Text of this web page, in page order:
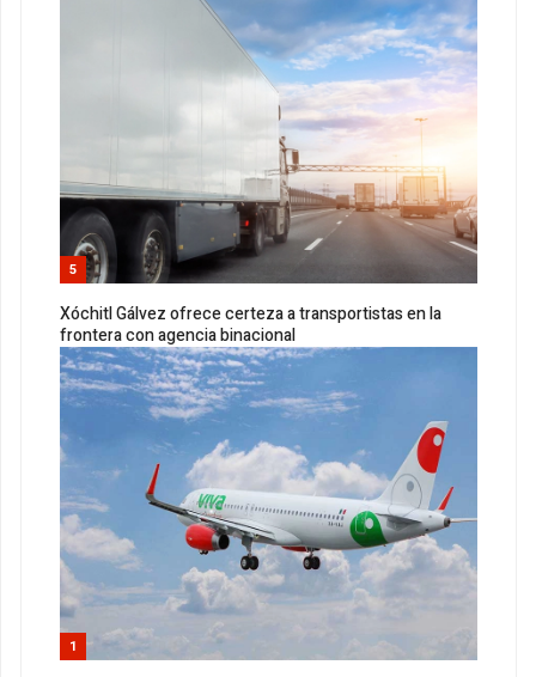
5
Xóchitl Gálvez ofrece certeza a transportistas en la
frontera con agencia binacional
1